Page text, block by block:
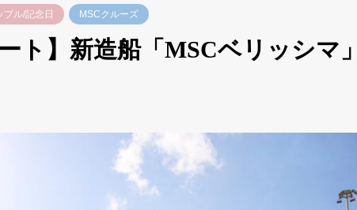
ル/記念日 MSCクルーズ
ト】新造船「MSCベリッシマ